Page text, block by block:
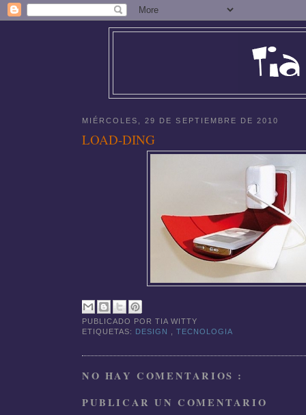
MIÉRCOLES, 29 DE SEPTIEMBRE DE 2010
LOAD-DING
PUBLICADO PORTIA WITTY
ETIQUETAS: DESIGN ,TECNOLOGIA
NO HAY COMENTARIOS :
PUBLICAR UN COMENTARIO